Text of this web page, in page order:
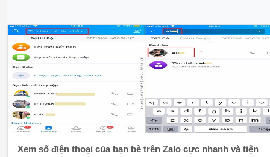
Xem số điện thoại của bạn bè trên Zalo cực nhanh và tiện